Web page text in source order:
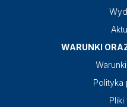
WARUNKI
Polityka